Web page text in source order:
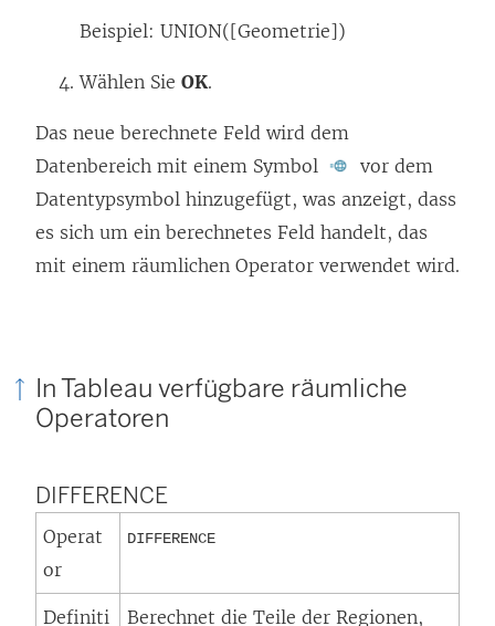
Beispiel: UNION([Geometrie])
Wählen Sie OK.
Das neue berechnete Feld wird dem
Datenbereich mit einem Symbol
vor dem
Datentypsymbol hinzugefügt, was anzeigt, dass
es sich um ein berechnetes Feld handelt, das
mit einem räumlichen Operator verwendet wird.
In Tableau verfügbare räumliche
Operatoren
DIFFERENCE
Operat
or
DIFFERENCE
Definiti Berechnet die Teile der Regionen,